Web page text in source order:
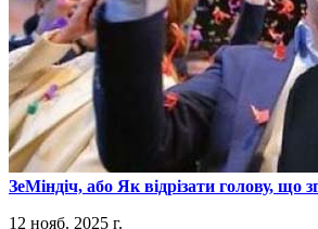
​ЗеМіндіч, або Як відрізати голову, що
12 нояб. 2025 г.